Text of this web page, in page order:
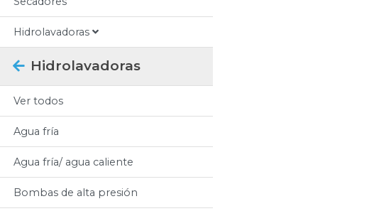
Hidrolavadoras
Hidrolavadoras
Ver todos
Agua fría
Agua fría/ agua caliente
Bombas de alta presión